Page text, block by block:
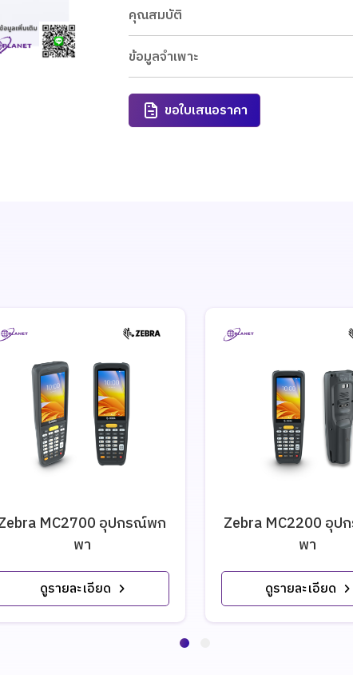
คุณสมบัติ
ข้อมูลจำเพาะ
ขอใบเสนอราคา
ดูรายละเอียด
MC2700 อุปกรณ์พก
พา
ดูรายละเอียด
Zebra MC2200 อุ
พา